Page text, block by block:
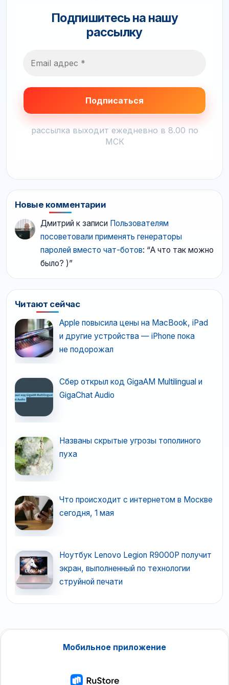
Подпишитесь на нашу
рассылку
рассылка выходит ежедневно в 8.00 по
МСК
Новые комментарии
Дмитрий к записи Пользователям
посоветовали применять генераторы
паролей вместо чат-ботов: “А что так можно
было? )”
Читают сейчас
Apple повысила цены на MacBook, iPad
и другие устройства — iPhone пока
не подорожал
Сбер открыл код GigaAM Multilingual и
GigaChat Audio
Названы скрытые угрозы тополиного
пуха
Что происходит с интернетом в Москве
сегодня, 1 мая
Ноутбук Lenovo Legion R9000P получит
экран, выполненный по технологии
струйной печати
Мобильное приложение